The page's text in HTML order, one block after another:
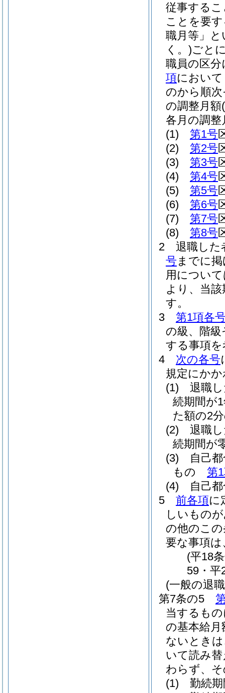
従事する
ことを要
職月等」と
く。)ごと
職員の区
項におい
のから順
の調整月額
各月の調整
(1)
第1号
(2)
第2号
(3)
第3号
(4)
第4号
(5)
第5号
(6)
第6号
(7)
第7号
(8)
第8号
2
退職した
号までに
用につい
より、当
す。
3
第1項各
の級、階
する事項
4
次の各号
規定にか
(1)
退職
続期間が
た額の2
(2)
退職
続期間が
(3)
自己
もの 第
(4)
自己
5
前各項に
しいもの
の他のこ
要な事項
(平18
59・平
(一般の退
第7条の5
当するも
の基本給月
ないとき
いて読み
わらず、
(1)
勤続